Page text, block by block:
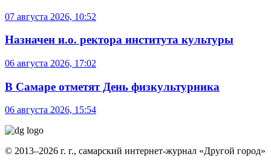
07 августа 2026, 10:52
Назначен и.о. ректора института культуры
06 августа 2026, 17:02
В Самаре отметят День физкультурника
06 августа 2026, 15:54
© 2013–2026 г. г., самарский интернет-журнал «Другой город»